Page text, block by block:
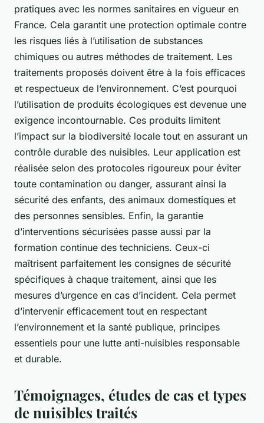
pratiques avec les normes sanitaires en vigueur en
France. Cela garantit une protection optimale contre
les risques liés à l’utilisation de substances
chimiques ou autres méthodes de traitement. Les
traitements proposés doivent être à la fois efficaces
et respectueux de l’environnement. C’est pourquoi
l’utilisation de produits écologiques est devenue une
exigence incontournable. Ces produits limitent
l’impact sur la biodiversité locale tout en assurant un
contrôle durable des nuisibles. Leur application est
réalisée selon des protocoles rigoureux pour éviter
toute contamination ou danger, assurant ainsi la
sécurité des enfants, des animaux domestiques et
des personnes sensibles. Enfin, la garantie
d’interventions sécurisées passe aussi par la
formation continue des techniciens. Ceux-ci
maîtrisent parfaitement les consignes de sécurité
spécifiques à chaque traitement, ainsi que les
mesures d’urgence en cas d’incident. Cela permet
d’intervenir efficacement tout en respectant
l’environnement et la santé publique, principes
essentiels pour une lutte anti-nuisibles responsable
et durable.
Témoignages, études de cas et types
de nuisibles traités